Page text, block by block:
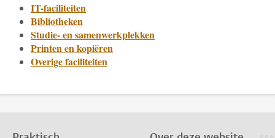
IT-faciliteiten
Bibliotheken
Studie- en samenwerkplekken
Printen en kopiëren
Overige faciliteiten